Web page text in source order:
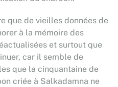
que de vieilles données de
à la mémoire des
et surtout que
car il semble de
que la cinquantaine de
criée à Salkadamna ne